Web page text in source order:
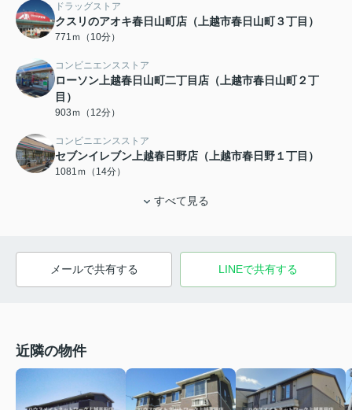
ドラッグストア
クスリのアオキ春日山町店（上越市春日山町３丁目）
771ｍ（10分）
コンビニエンスストア
ローソン上越春日山町二丁目店（上越市春日山町２丁
目）
903ｍ（12分）
コンビニエンスストア
セブンイレブン上越春日野店（上越市春日野１丁目）
1081ｍ（14分）
すべて見る
メールで共有する LINEで共有する
近隣の物件